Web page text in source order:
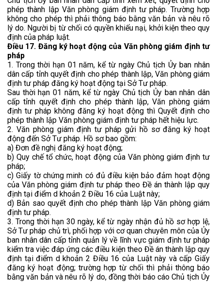
phép thành lập Văn phòng giám định tư pháp. Trường hợp
không cho phép thì phải thông báo bằng văn bản và nêu rõ
lý do. Người bị từ chối có quyền khiếu nại, khởi kiện theo quy
định của pháp luật.
Điều 17. Đăng ký hoạt động của Văn phòng giám định tư
pháp
1. Trong thời hạn 01 năm, kể từ ngày Chủ tịch Ủy ban nhân
dân cấp tỉnh quyết định cho phép thành lập, Văn phòng giám
định tư pháp đăng ký hoạt động tại Sở Tư pháp.
Sau thời hạn 01 năm, kể từ ngày Chủ tịch Ủy ban nhân dân
cấp tỉnh quyết định cho phép thành lập, Văn phòng giám
định tư pháp không đăng ký hoạt động thì Quyết định cho
phép thành lập Văn phòng giám định tư pháp hết hiệu lực.
2. Văn phòng giám định tư pháp gửi hồ sơ đăng ký hoạt
động đến Sở Tư pháp. Hồ sơ bao gồm:
a) Đơn đề nghị đăng ký hoạt động;
b) Quy chế tổ chức, hoạt động của Văn phòng giám định tư
pháp;
c) Giấy tờ chứng minh có đủ điều kiện bảo đảm hoạt động
của Văn phòng giám định tư pháp theo Đề án thành lập quy
định tại điểm d khoản 2 Điều 16 của Luật này;
d) Bản sao quyết định cho phép thành lập Văn phòng giám
định tư pháp.
3. Trong thời hạn 30 ngày, kể từ ngày nhận đủ hồ sơ hợp lệ,
Sở Tư pháp chủ trì, phối hợp với cơ quan chuyên môn của Ủy
ban nhân dân cấp tỉnh quản lý về lĩnh vực giám định tư pháp
kiểm tra việc đáp ứng các điều kiện theo Đề án thành lập quy
định tại điểm d khoản 2 Điều 16 của Luật này và cấp Giấy
đăng ký hoạt động; trường hợp từ chối thì phải thông báo
bằng văn bản và nêu rõ lý do, đồng thời báo cáo Chủ tịch Ủy